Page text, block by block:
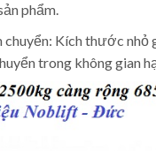
phẩm.
chuyển: Kích thước nhỏ
trong không gian